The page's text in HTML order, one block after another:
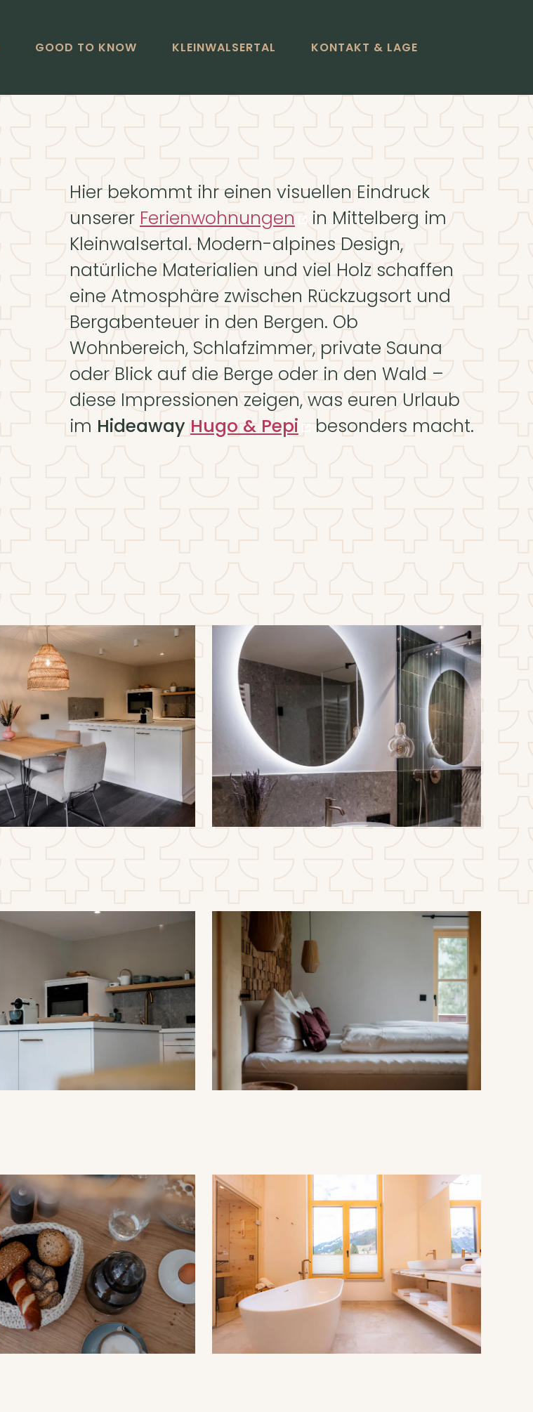
GOOD TO KNOW KLEINWALSERTAL KONTAKT & LAGE
Hier bekommt ihr einen visuellen Eindruck
unserer Ferienwohnungen
in Mittelberg im
Kleinwalsertal. Modern-alpines Design,
natürliche Materialien und viel Holz schaffen
eine Atmosphäre zwischen Rückzugsort und
Bergabenteuer in den Bergen. Ob
Wohnbereich, Schlafzimmer, private Sauna
oder Blick auf die Berge oder in den Wald –
diese Impressionen zeigen, was euren Urlaub
im Hideaway Hugo & Pepi besonders macht.